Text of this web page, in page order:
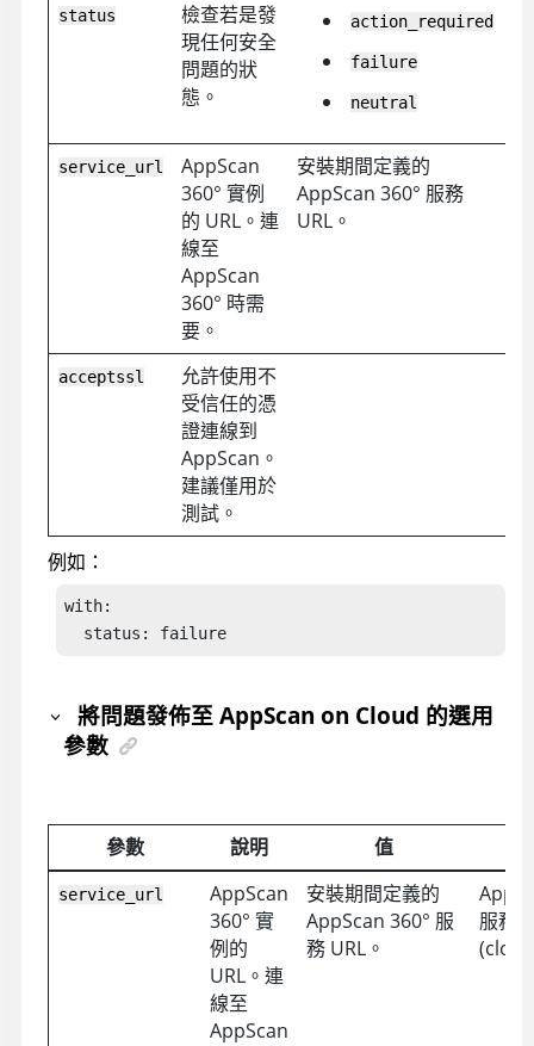
status
檢查若是發
現任何安全
問題的狀
態。
action_required
failure
neutral
service_url
AppScan
360° 實例
的 URL。連
線至
AppScan
360° 時需
要。
安裝期間定義的
AppScan 360° 服務
URL。
acceptssl
允許使用不
受信任的憑
證連線到
AppScan 。
建議僅用於
測試。
例如：
with:
  status: failure
將問題發佈至 AppScan on Cloud 的選用
參數
參數 說明 值
service_url
AppScan
360° 實
例的
URL。連
線至
AppScan
安裝期間定義的
AppScan 360° 服
務 URL。
服務
(